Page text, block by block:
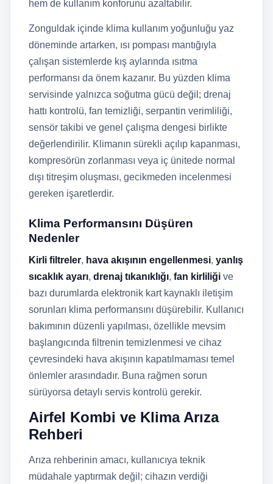
hem de kullanım konforunu azaltabilir.
Zonguldak içinde klima kullanım yoğunluğu yaz
döneminde artarken, ısı pompası mantığıyla
çalışan sistemlerde kış aylarında ısıtma
performansı da önem kazanır. Bu yüzden klima
servisinde yalnızca soğutma gücü değil; drenaj
hattı kontrolü, fan temizliği, serpantin verimliliği,
sensör takibi ve genel çalışma dengesi birlikte
değerlendirilir. Klimanın sürekli açılıp kapanması,
kompresörün zorlanması veya iç ünitede normal
dışı titreşim oluşması, gecikmeden incelenmesi
gereken işaretlerdir.
Klima Performansını Düşüren
Nedenler
Kirli filtreler, hava akışının engellenmesi, yanlış
sıcaklık ayarı, drenaj tıkanıklığı, fan kirliliği ve
bazı durumlarda elektronik kart kaynaklı iletişim
sorunları klima performansını düşürebilir. Kullanıcı
bakımının düzenli yapılması, özellikle mevsim
başlangıcında filtrenin temizlenmesi ve cihaz
çevresindeki hava akışının kapatılmaması temel
önlemler arasındadır. Buna rağmen sorun
sürüyorsa detaylı servis kontrolü gerekir.
Airfel Kombi ve Klima Arıza
Rehberi
Arıza rehberinin amacı, kullanıcıya teknik
müdahale yaptırmak değil; cihazın verdiği